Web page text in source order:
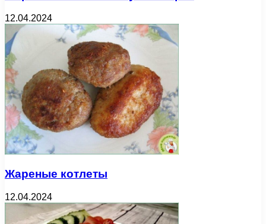
12.04.2024
Жареные котлеты
12.04.2024